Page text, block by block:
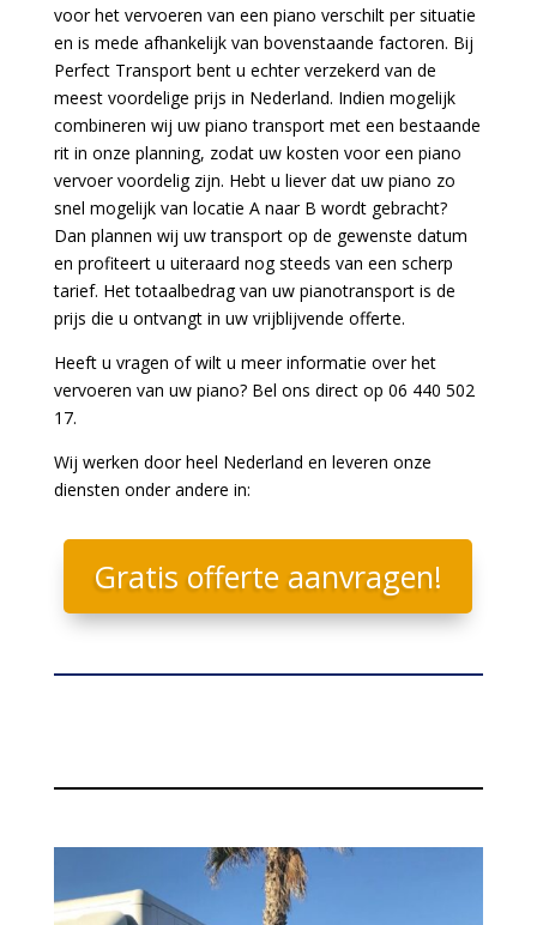
voor het vervoeren van een piano verschilt per situatie
en is mede afhankelijk van bovenstaande factoren. Bij
Perfect Transport bent u echter verzekerd van de
meest voordelige prijs in Nederland. Indien mogelijk
combineren wij uw piano transport met een bestaande
rit in onze planning, zodat uw kosten voor een piano
vervoer voordelig zijn. Hebt u liever dat uw piano zo
snel mogelijk van locatie A naar B wordt gebracht?
Dan plannen wij uw transport op de gewenste datum
en profiteert u uiteraard nog steeds van een scherp
tarief. Het totaalbedrag van uw pianotransport is de
prijs die u ontvangt in uw vrijblijvende offerte.
Heeft u vragen of wilt u meer informatie over het
vervoeren van uw piano? Bel ons direct op 06 440 502
17.
Wij werken door heel Nederland en leveren onze
diensten onder andere in:
Gratis offerte aanvragen!